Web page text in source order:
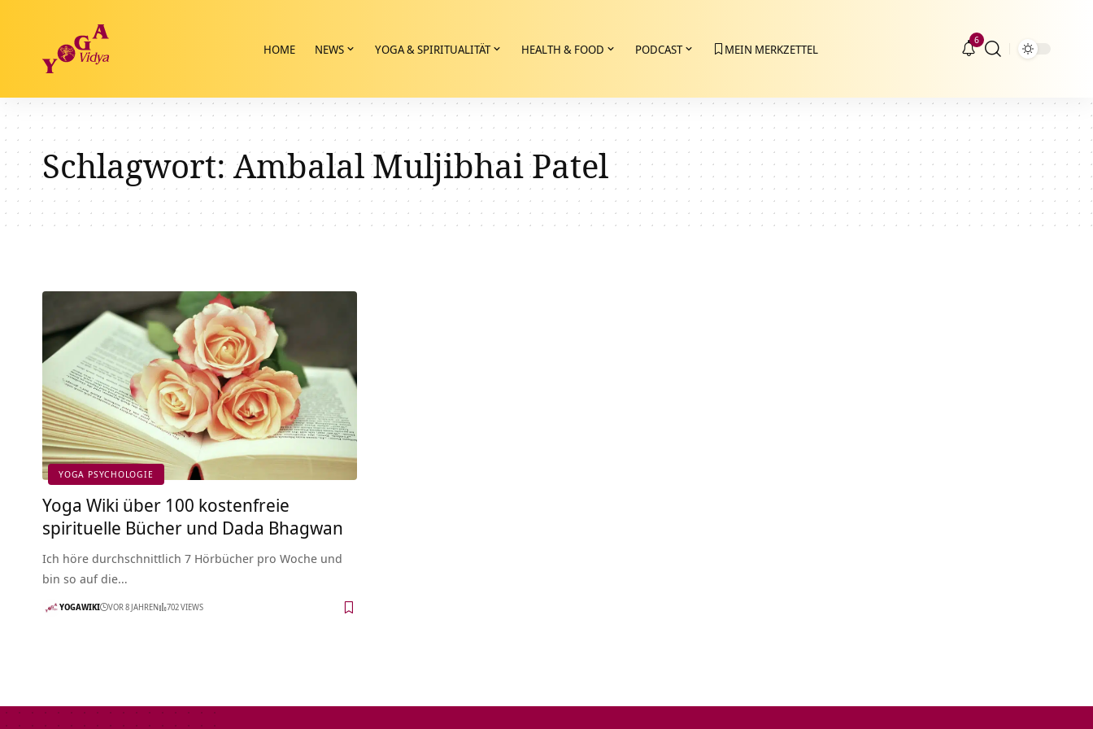
HOME NEWS YOGA & SPIRITUALITÄT HEALTH & FOOD PODCAST MEIN MERKZETTEL
6
Schlagwort:Ambalal Muljibhai Patel
YOGA PSYCHOLOGIE
Yoga Wiki über 100 kostenfreie
spirituelle Bücher und Dada Bhagwan
Ich höre durchschnittlich 7 Hörbücher pro Woche und
bin so auf die…
YOGAWIKI VOR 8 JAHREN 702 VIEWS